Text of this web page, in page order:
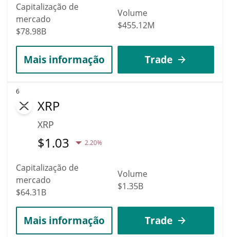
Capitalização de
mercado
$78.98B
Volume
$455.12M
Mais informação Trade
6
XRP
XRP
$1.03 2.20%
Capitalização de
mercado
$64.31B
Volume
$1.35B
Mais informação Trade